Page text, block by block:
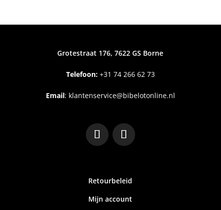
Grotestraat 176, 7622 GS Borne
Telefoon:+31 74 266 62 73
Email: klantenservice@bibelotonline.nl
Retourbeleid
Mijn account